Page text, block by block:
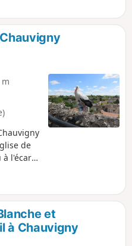
de
à l'écart
la
que la
avec
et
à Chauvigny